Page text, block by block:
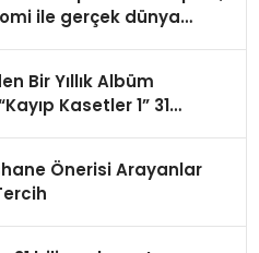
ile gerçek dünya
Bir Yıllık Albüm
Kasetler 1” 31
Önerisi Arayanlar